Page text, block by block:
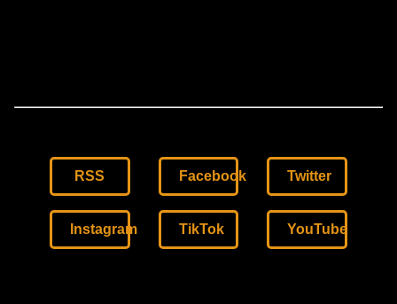
RSS Facebook Twitter
Instagram TikTok YouTube